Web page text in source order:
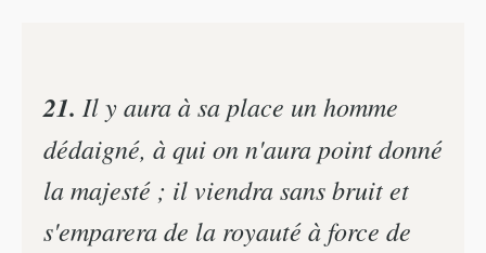
21. Il y aura à sa place un homme
dédaigné, à qui on n'aura point donné
la majesté ; il viendra sans bruit et
s'emparera de la royauté à force de